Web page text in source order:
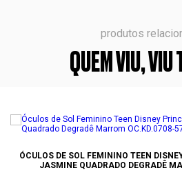
produtos
QUEM VIU, VIU
ÓCULOS DE SOL FEMININO TEEN
JASMINE QUADRADO DEGRADÊ